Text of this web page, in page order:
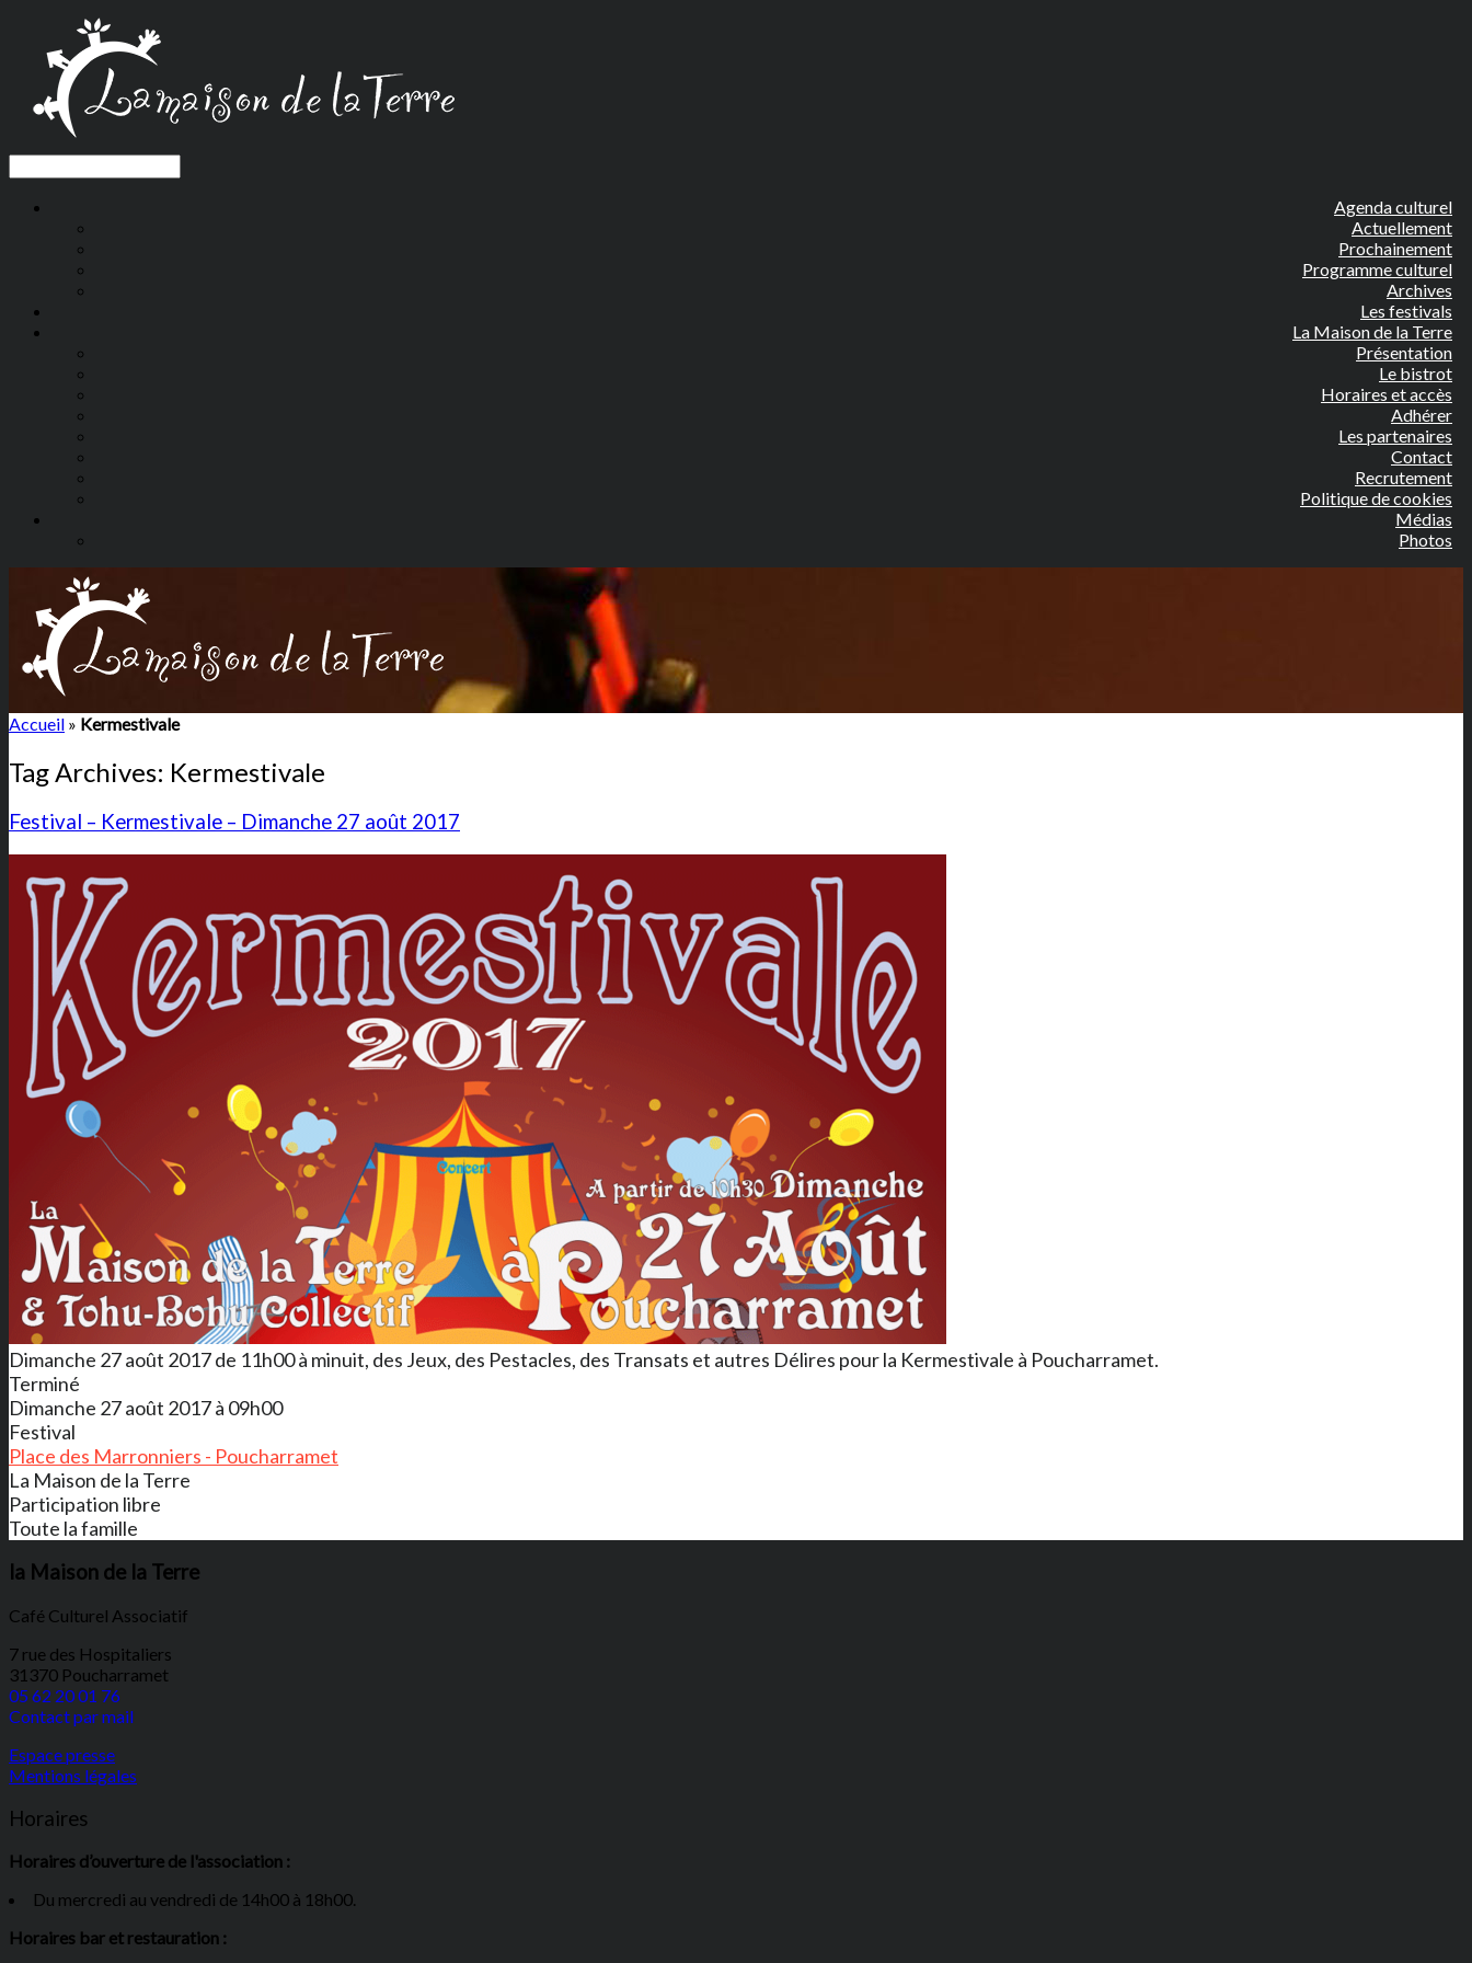
Agenda culturel
Actuellement
Prochainement
Programme culturel
Archives
Les festivals
La Maison de la Terre
Présentation
Le bistrot
Horaires et accès
Adhérer
Les partenaires
Contact
Recrutement
Politique de cookies
Médias
Photos
Accueil » Kermestivale
Tag Archives: Kermestivale
Festival – Kermestivale – Dimanche 27 août 2017
Dimanche 27 août 2017 de 11h00 à minuit, des Jeux, des Pestacles, des Transats et autres Délires pour la Kermestivale à Poucharramet.
Terminé
Dimanche 27 août 2017 à 09h00
Festival
Place des Marronniers - Poucharramet
La Maison de la Terre
Participation libre
Toute la famille
la Maison de la Terre
Café Culturel Associatif
7 rue des Hospitaliers
31370 Poucharramet
05 62 20 01 76
Contact par mail
Espace presse
Mentions légales
Horaires
Horaires d’ouverture de l'association :
Du mercredi au vendredi de 14h00 à 18h00.
Horaires bar et restauration :